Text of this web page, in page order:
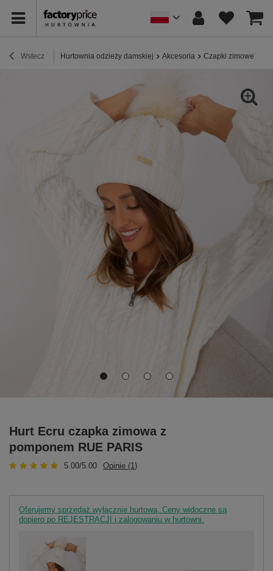
Wstecz Hurtownia odzieży damskiej Akcesoria Czapki zimowe
Hurt Ecru czapka zimowa z
pomponem RUE PARIS
5.00/5.00 Opinie (1)
Oferujemy sprzedaż wyłącznie hurtową. Ceny widoczne są
dopiero po REJESTRACJI i zalogowaniu w hurtowni.